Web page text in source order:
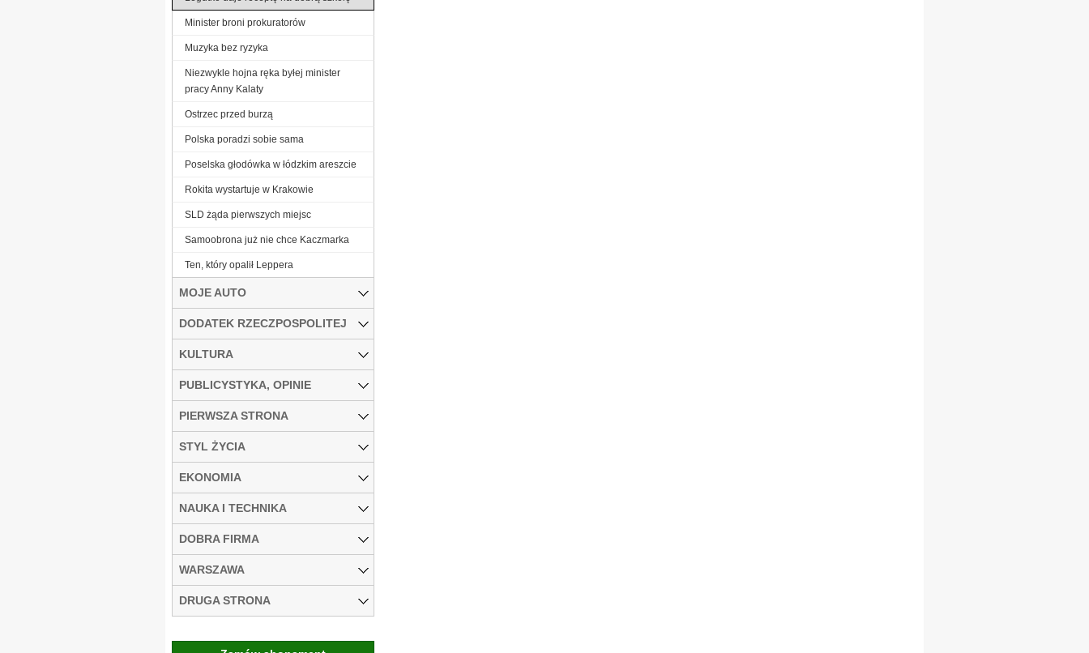
Minister broni prokuratorów
Muzyka bez ryzyka
Niezwykle hojna ręka byłej minister
pracy Anny Kalaty
Ostrzec przed burzą
Polska poradzi sobie sama
Poselska głodówka w łódzkim areszcie
Rokita wystartuje w Krakowie
SLD żąda pierwszych miejsc
Samoobrona już nie chce Kaczmarka
Ten, który opalił Leppera
MOJE AUTO
DODATEK RZECZPOSPOLITEJ
KULTURA
PUBLICYSTYKA, OPINIE
PIERWSZA STRONA
STYL ŻYCIA
EKONOMIA
NAUKA I TECHNIKA
DOBRA FIRMA
WARSZAWA
DRUGA STRONA